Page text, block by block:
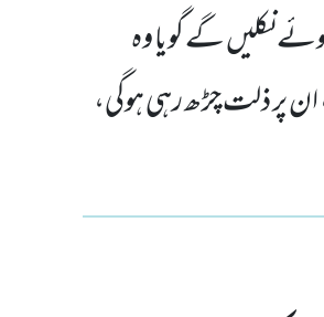
نکلیں گے گویا وہ
پر ذلت چڑھ رہی ہوگی،